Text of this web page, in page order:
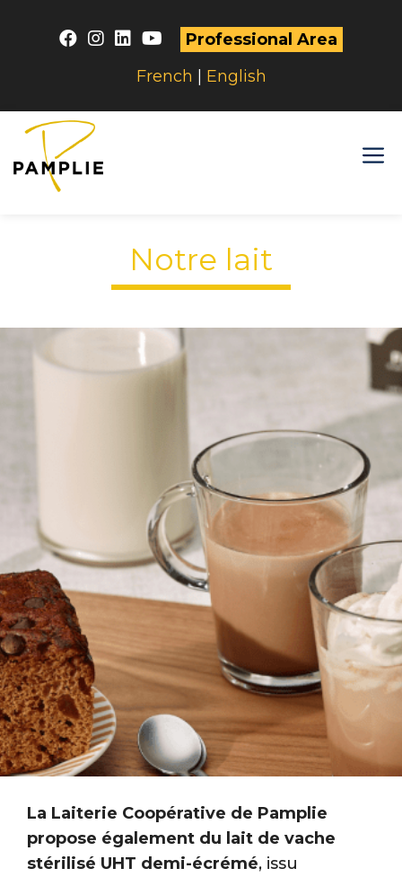
Professional Area
French | English
Notre lait
La Laiterie Coopérative de Pamplie
propose également du lait de vache
stérilisé UHT demi-écrémé, issu